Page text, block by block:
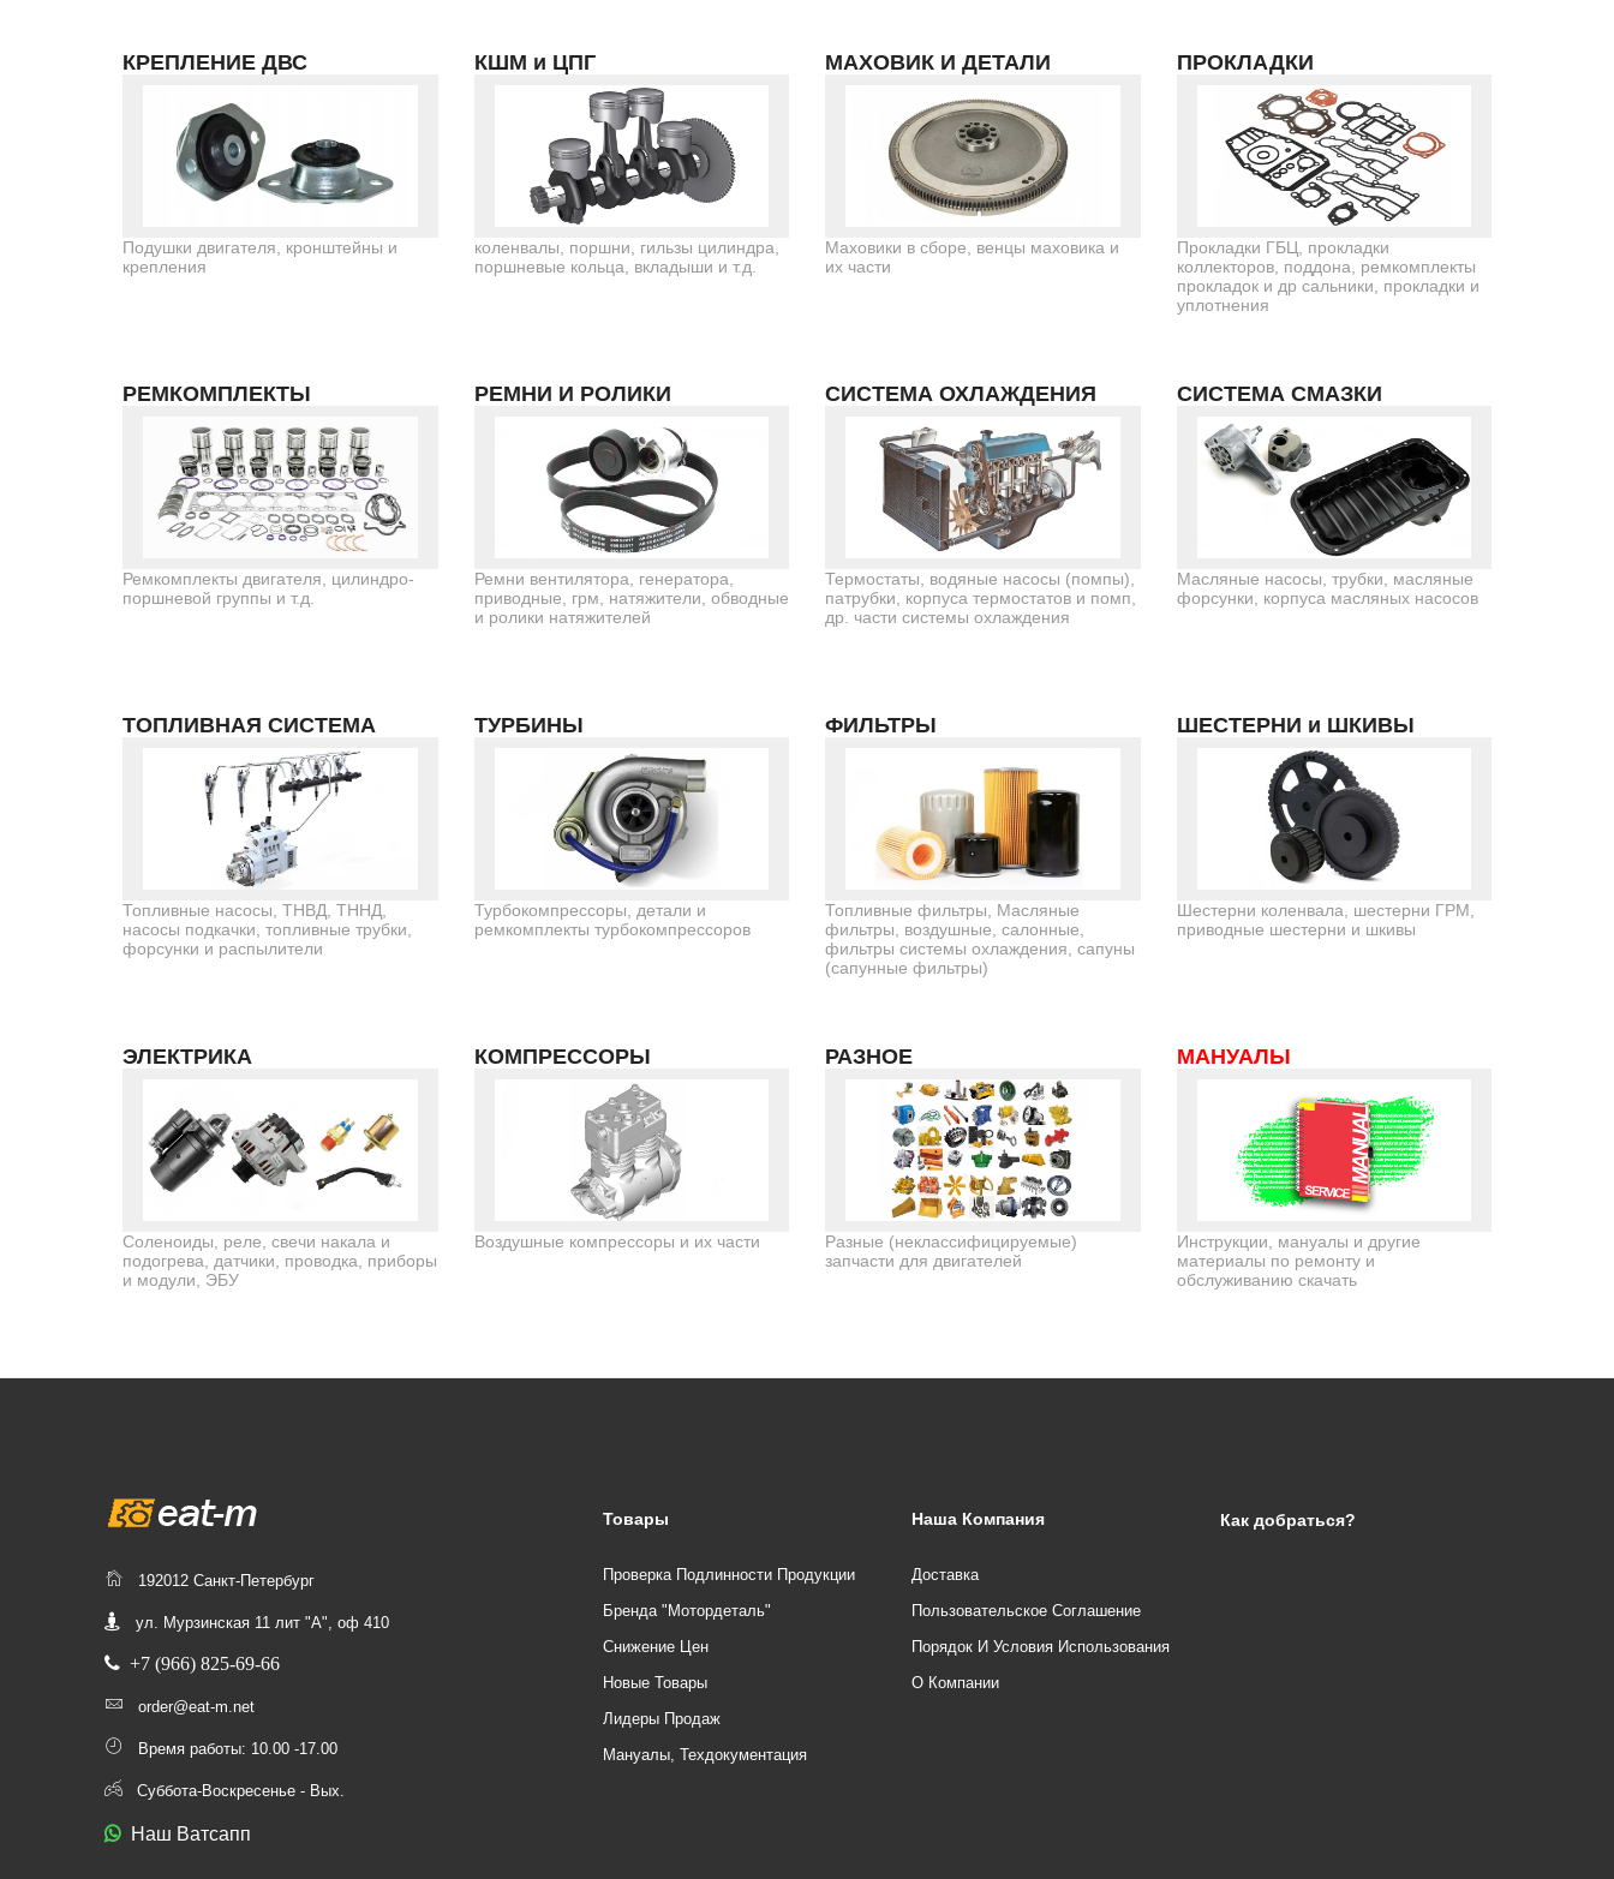
КРЕПЛЕНИЕ ДВС
Подушки двигателя, кронштейны и
крепления
КШМ и ЦПГ
коленвалы, поршни, гильзы цилиндра,
поршневые кольца, вкладыши и т.д.
МАХОВИК И ДЕТАЛИ
Маховики в сборе, венцы маховика и
их части
ПРОКЛАДКИ
Прокладки ГБЦ, прокладки
коллекторов, поддона, ремкомплекты
прокладок и др сальники, прокладки и
уплотнения
РЕМКОМПЛЕКТЫ
Ремкомплекты двигателя, цилиндро-
поршневой группы и т.д.
РЕМНИ И РОЛИКИ
Ремни вентилятора, генератора,
приводные, грм, натяжители, обводные
и ролики натяжителей
СИСТЕМА ОХЛАЖДЕНИЯ
Термостаты, водяные насосы (помпы),
патрубки, корпуса термостатов и помп,
др. части системы охлаждения
СИСТЕМА СМАЗКИ
Масляные насосы, трубки, масляные
форсунки, корпуса масляных насосов
ТОПЛИВНАЯ СИСТЕМА
Топливные насосы, ТНВД, ТННД,
насосы подкачки, топливные трубки,
форсунки и распылители
ТУРБИНЫ
Турбокомпрессоры, детали и
ремкомплекты турбокомпрессоров
ФИЛЬТРЫ
Топливные фильтры, Масляные
фильтры, воздушные, салонные,
фильтры системы охлаждения, сапуны
(сапунные фильтры)
ШЕСТЕРНИ и ШКИВЫ
Шестерни коленвала, шестерни ГРМ,
приводные шестерни и шкивы
ЭЛЕКТРИКА
Соленоиды, реле, свечи накала и
подогрева, датчики, проводка, приборы
и модули, ЭБУ
КОМПРЕССОРЫ
Воздушные компрессоры и их части
РАЗНОЕ
Разные (неклассифицируемые)
запчасти для двигателей
МАНУАЛЫ
Инструкции, мануалы и другие
материалы по ремонту и
обслуживанию скачать
192012 Санкт-Петербург
ул. Мурзинская 11 лит "А", оф 410
+7 (966) 825-69-66
order@eat-m.net
Время работы: 10.00 -17.00
Суббота-Воскресенье - Вых.
Наш Ватсапп
Товары
Проверка Подлинности Продукции
Бренда "Мотордеталь"
Снижение Цен
Новые Товары
Лидеры Продаж
Мануалы, Техдокументация
Наша Компания
Доставка
Пользовательское Соглашение
Порядок И Условия Использования
О Компании
Как добраться?